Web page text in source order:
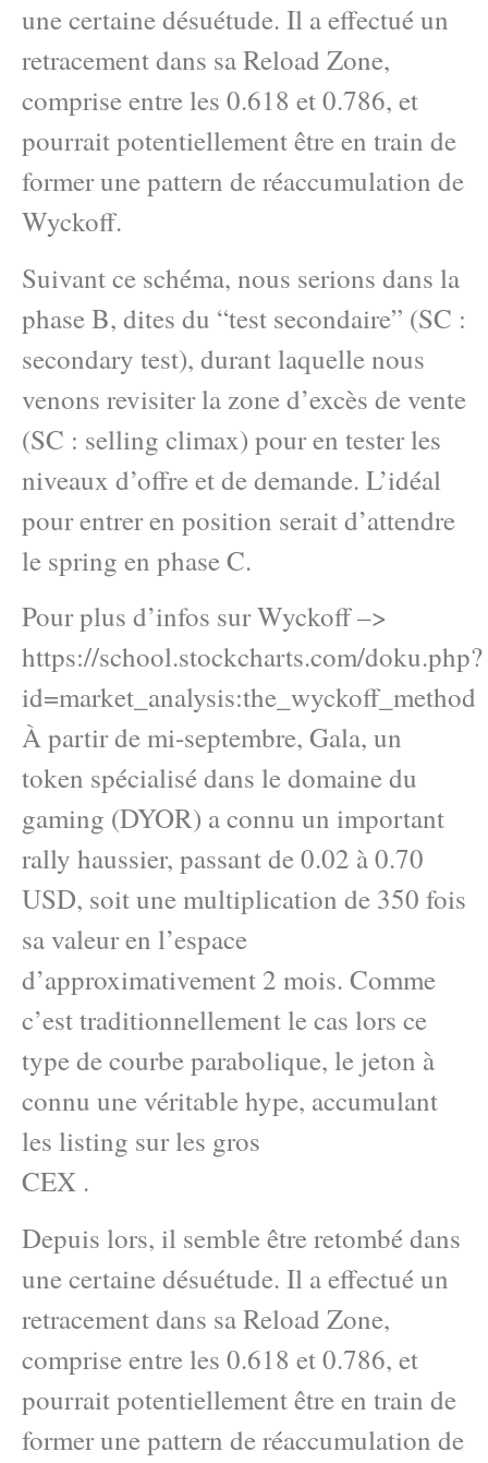
une certaine désuétude. Il a effectué un
retracement dans sa Reload Zone,
comprise entre les 0.618 et 0.786, et
pourrait potentiellement être en train de
former une pattern de réaccumulation de
Wyckoff.
Suivant ce schéma, nous serions dans la
phase B, dites du “test secondaire” (SC :
secondary test), durant laquelle nous
venons revisiter la zone d’excès de vente
(SC : selling climax) pour en tester les
niveaux d’offre et de demande. L’idéal
pour entrer en position serait d’attendre
le spring en phase C.
Pour plus d’infos sur Wyckoff –>
https://school.stockcharts.com/doku.php?
id=market_analysis:the_wyckoff_method
À partir de mi-septembre, Gala, un
token spécialisé dans le domaine du
gaming (DYOR) a connu un important
rally haussier, passant de 0.02 à 0.70
USD, soit une multiplication de 350 fois
sa valeur en l’espace
d’approximativement 2 mois. Comme
c’est traditionnellement le cas lors ce
type de courbe parabolique, le jeton à
connu une véritable hype, accumulant
les listing sur les gros
CEX .
Depuis lors, il semble être retombé dans
une certaine désuétude. Il a effectué un
retracement dans sa Reload Zone,
comprise entre les 0.618 et 0.786, et
pourrait potentiellement être en train de
former une pattern de réaccumulation de